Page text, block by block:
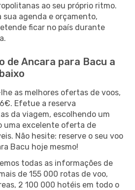
ao seu próprio ritmo.
agenda e orçamento,
ficar no país durante
de Ancara para Bacu a
as melhores ofertas de voos,
Efetue a reserva
da viagem, escolhendo um
uma excelente oferta de
Não hesite: reserve o seu voo
Bacu hoje mesmo!
todas as informações de
de 155 000 rotas de voo,
2 100 000 hotéis em todo o